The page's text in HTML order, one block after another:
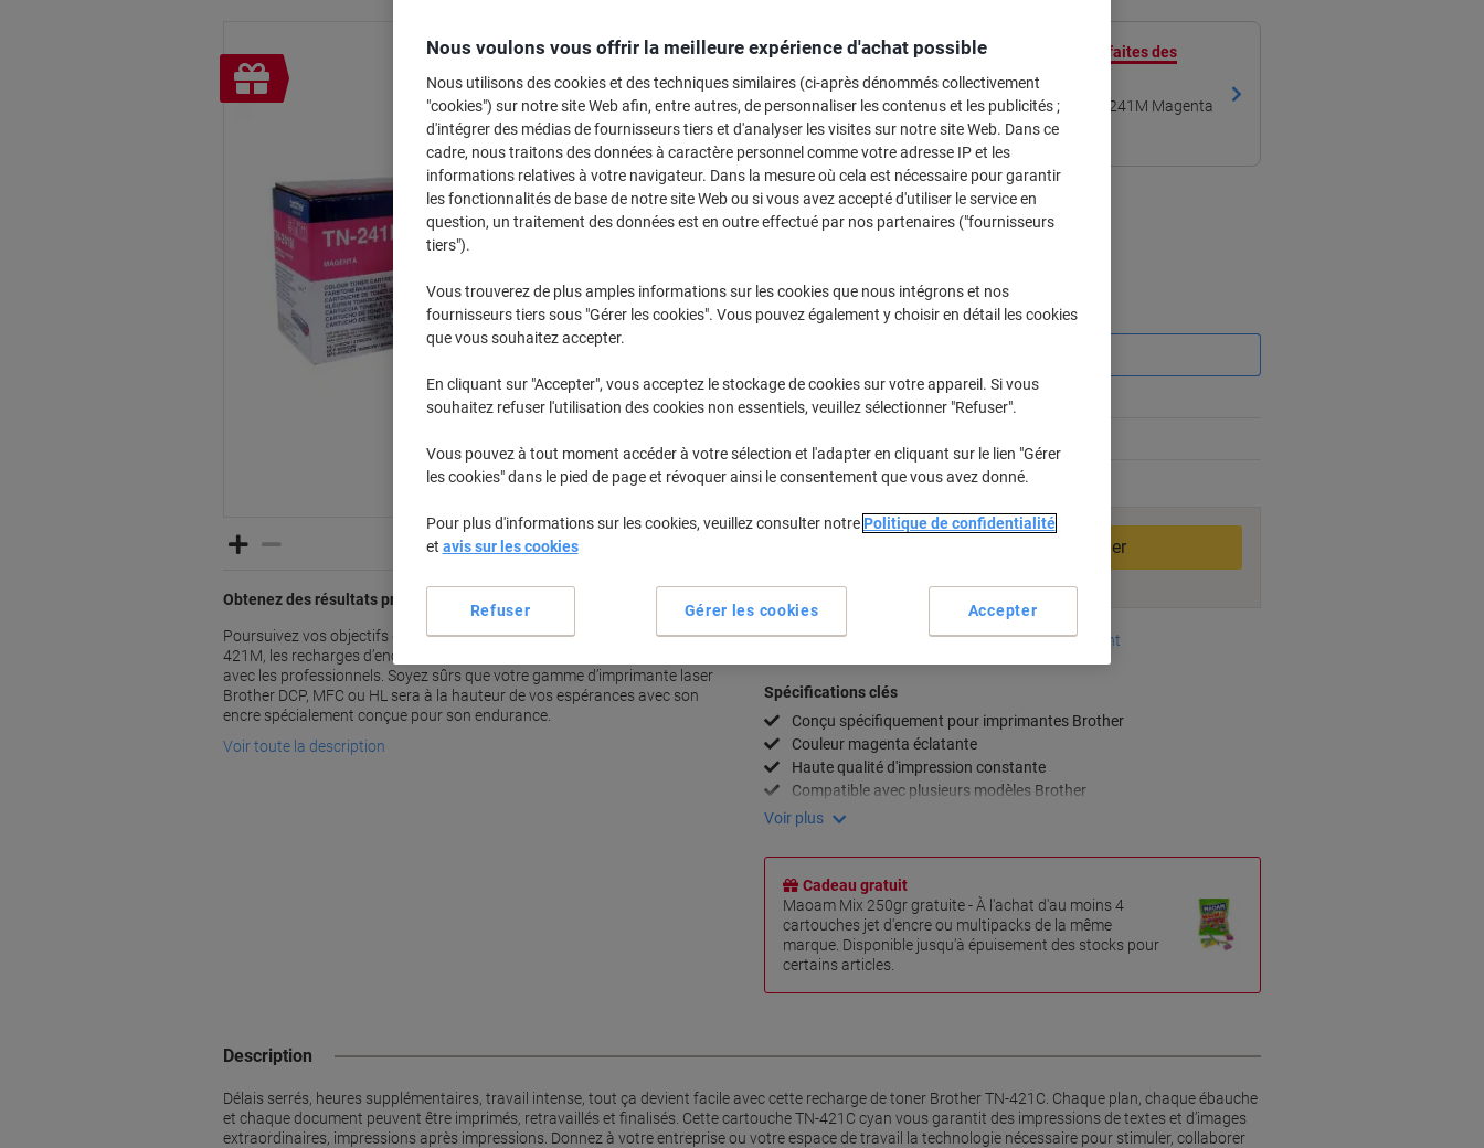
Cadeau
gratuit
Obtenez des résultats professionnels avec Brother
Poursuivez vos objectifs grâce au travail acharné de ce toner Brother TN-
421M, les recharges d’encre pour imprimantes qui vont jusqu’au bout
avec les professionnels. Soyez sûrs que votre gamme d’imprimante laser
Brother DCP, MFC ou HL sera à la hauteur de vos espérances avec son
encre spécialement conçue pour son endurance.
Voir toute la description
Choisissez notre marque propre et faites des
économies :
Toner Viking compatible Brother TN-241M Magenta
39,99 €
Achetez Plus,Dépensez Moins
72,99 €
Unité
À partir de 3 Unités
Quantité TVA excl.
2 Unité
Livraison 1-2 jours ouvrables
Quantité
Ajouter au panier
Informations de livraison Moyens de paiement
Spécifications clés
Conçu spécifiquement pour imprimantes Brother
Couleur magenta éclatante
Haute qualité d'impression constante
Compatible avec plusieurs modèles Brother
Voir plus
Cadeau gratuit
Maoam Mix 250gr gratuite - À l'achat d'au moins 4
cartouches jet d'encre ou multipacks de la même
marque. Disponible jusqu'à épuisement des stocks pour
certains articles.
Description
Délais serrés, heures supplémentaires, travail intense, tout ça devient facile avec cette recharge de toner Brother TN-421C. Chaque plan, chaque ébauche
et chaque document peuvent être imprimés, retravaillés et finalisés. Cette cartouche TN-421C cyan vous garantit des impressions de textes et d’images
extraordinaires, impressions après impressions. Donnez à votre entreprise ou votre espace de travail la technologie nécessaire pour stimuler, collaborer
Nous voulons vous offrir la meilleure expérience d'achat possible
Nous utilisons des cookies et des techniques similaires (ci-après dénommés collectivement
"cookies") sur notre site Web afin, entre autres, de personnaliser les contenus et les publicités ;
d'intégrer des médias de fournisseurs tiers et d'analyser les visites sur notre site Web. Dans ce
cadre, nous traitons des données à caractère personnel comme votre adresse IP et les
informations relatives à votre navigateur. Dans la mesure où cela est nécessaire pour garantir
les fonctionnalités de base de notre site Web ou si vous avez accepté d'utiliser le service en
question, un traitement des données est en outre effectué par nos partenaires ("fournisseurs
tiers").
Vous trouverez de plus amples informations sur les cookies que nous intégrons et nos
fournisseurs tiers sous "Gérer les cookies". Vous pouvez également y choisir en détail les cookies
que vous souhaitez accepter.
En cliquant sur "Accepter", vous acceptez le stockage de cookies sur votre appareil. Si vous
souhaitez refuser l'utilisation des cookies non essentiels, veuillez sélectionner "Refuser".
Vous pouvez à tout moment accéder à votre sélection et l'adapter en cliquant sur le lien "Gérer
les cookies" dans le pied de page et révoquer ainsi le consentement que vous avez donné.
Pour plus d'informations sur les cookies, veuillez consulter notre Politique de confidentialité
et avis sur les cookies
Gérer les cookies
Refuser Accepter